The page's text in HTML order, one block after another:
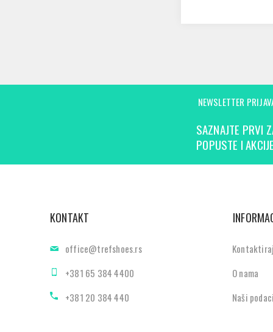
NEWSLETTER
SAZNAJTE PRVI
POPUSTE I
KONTAKT
office@trefshoes.rs
+381 65 384 4400
+381 20 384 440
O nama
Naši